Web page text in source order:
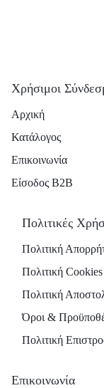
Χρήσιμοι
Αρχική
Κατάλογος
Επικοινωνία
Είσοδος B2B
Πολιτικές
Πολιτική
Πολιτική Cookies
Πολιτική
Όροι &
Πολιτική
Επικοινωνία